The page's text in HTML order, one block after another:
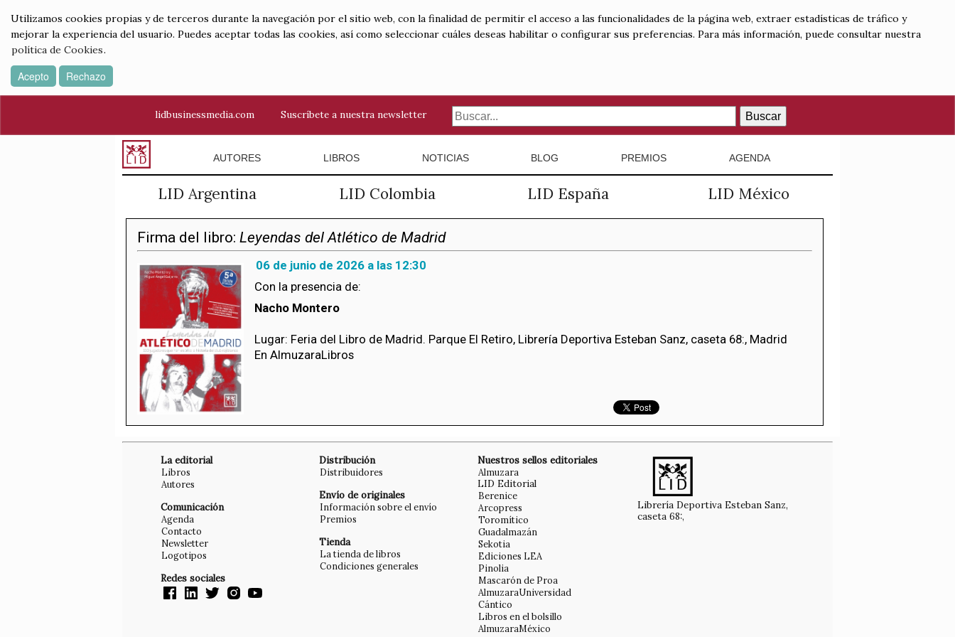
Utilizamos cookies propias y de terceros durante la navegación por el sitio web, con la finalidad de permitir el acceso a las funcionalidades de la página web, extraer estadísticas de tráfico y
mejorar la experiencia del usuario. Puedes aceptar todas las cookies, así como seleccionar cuáles deseas habilitar o configurar sus preferencias. Para más información, puede consultar nuestra
política de Cookies.
Acepto Rechazo
lidbusinessmedia.com Suscríbete a nuestra newsletter Buscar
AUTORES LIBROS NOTICIAS BLOG PREMIOS AGENDA
LID Argentina LID Colombia LID España LID México
Firma del libro: Leyendas del Atlético de Madrid
06 de junio de 2026 a las 12:30
Con la presencia de:
Nacho Montero
Lugar: Feria del Libro de Madrid. Parque El Retiro, Librería Deportiva Esteban Sanz, caseta 68:, Madrid
En AlmuzaraLibros
La editorial
Libros
Autores
Comunicación
Agenda
Contacto
Newsletter
Logotipos
Redes sociales
Distribución
Distribuidores
Envío de originales
Información sobre el envío
Premios
Tienda
La tienda de libros
Condiciones generales
Nuestros sellos editoriales
Almuzara
LID Editorial
Berenice
Arcopress
Toromítico
Guadalmazán
Sekotia
Ediciones LEA
Pinolia
Mascarón de Proa
AlmuzaraUniversidad
Cántico
Libros en el bolsillo
AlmuzaraMéxico
Librería Deportiva Esteban Sanz,
caseta 68:,